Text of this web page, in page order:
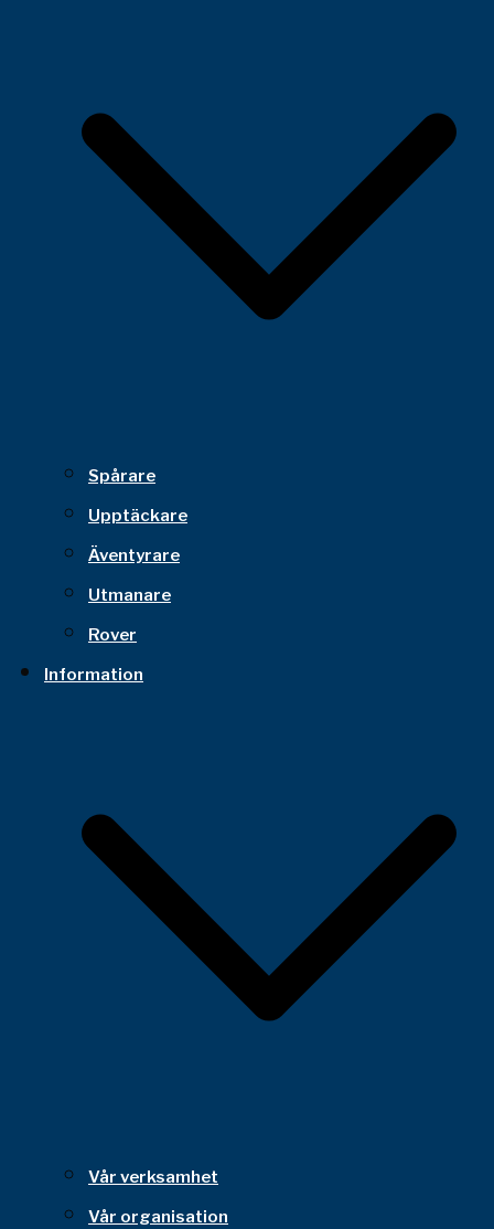
Spårare
Upptäckare
Äventyrare
Utmanare
Rover
Information
Vår verksamhet
Vår organisation